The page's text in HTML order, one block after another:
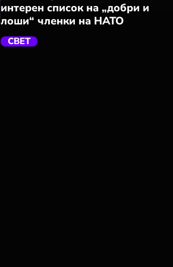
интерен список на „добри и
лоши“ членки на НАТО
СВЕТ